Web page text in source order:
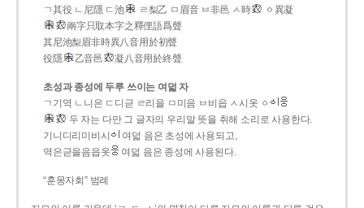
ㄱ其役 ㄴ尼隱 ㄷ池
ㄹ梨乙 ㅁ眉音 ㅂ非邑 ㅅ時
ㆁ異凝
兩字只取本字之釋俚語爲聲
其尼池梨眉非時異八音用於初聲
役隱
乙音邑 凝八音用於終聲
초성과 종성에 두루 쓰이는 여덟 자
ㄱ기역 ㄴ니은 ㄷ디귿 ㄹ리을 ㅁ미음 ㅂ비읍 ㅅ시옷 ㆁ
두 자는 다만 그 글자의 우리말 뜻을 취해 소리로 사용한다.
기니디리미비시
여덟 음은 초성에 사용되고,
역은귿을음읍옷
여덟 음은 종성에 사용된다.
“훈몽자회” 범례